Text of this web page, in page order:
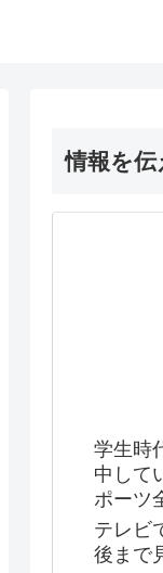
情報を伝
学生時
中して
ポーツ
テレビ
後まで